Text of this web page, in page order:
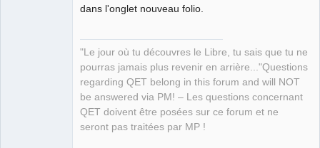
dans l'onglet nouveau folio.
"Le jour où tu découvres le Libre, tu sais que tu ne
pourras jamais plus revenir en arrière..."Questions
regarding QET belong in this forum and will NOT
be answered via PM! – Les questions concernant
QET doivent être posées sur ce forum et ne
seront pas traitées par MP !